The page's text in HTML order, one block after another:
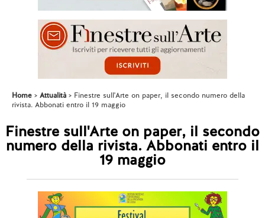
Home Attualità
Finestre sull'Arte on paper, il secondo numero della
rivista. Abbonati entro il 19 maggio
Finestre sull'Arte on paper, il secondo
numero della rivista. Abbonati entro il
19 maggio